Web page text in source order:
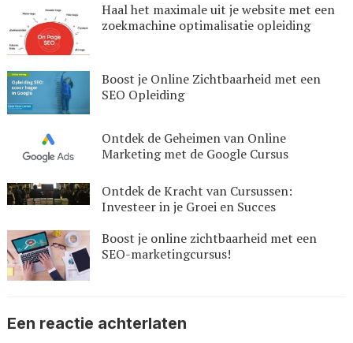
Haal het maximale uit je website met een
zoekmachine optimalisatie opleiding
Boost je Online Zichtbaarheid met een
SEO Opleiding
Ontdek de Geheimen van Online
Marketing met de Google Cursus
Ontdek de Kracht van Cursussen:
Investeer in je Groei en Succes
Boost je online zichtbaarheid met een
SEO-marketingcursus!
Een reactie achterlaten